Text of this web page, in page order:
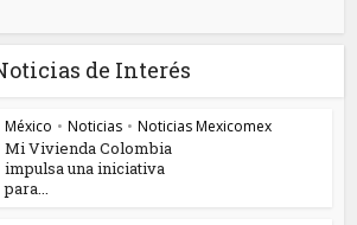
de Interés
México • Noticias • Noticias Mexicomex
Mi Vivienda Colombia
impulsa una iniciativa
para...